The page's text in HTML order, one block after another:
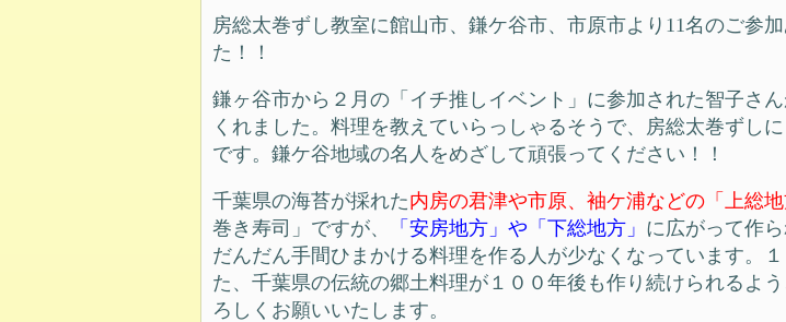
房総太巻ずし教室に館山市、鎌ケ谷市、市原市より11名のご参
た！！
鎌ヶ谷市から２月の「イチ推しイベント」に参加された智子さ
くれました。料理を教えていらっしゃるそうで、房総太巻ずし
です。鎌ケ谷地域の名人をめざして頑張ってください！！
千葉県の海苔が採れた内房の君津や市原、袖ケ浦などの「上総
巻き寿司」ですが、
「安房地方」や「下総地方」 に広がって作
だんだん手間ひまかける料理を作る人が少なくなっています。
た、千葉県の伝統の郷土料理が１００年後も作り続けられるよ
ろしくお願いいたします。